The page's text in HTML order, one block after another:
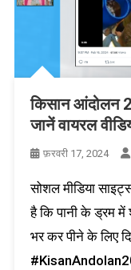
किसान आंदोलन
जानें वायरल
फ़रवरी 17, 2024
सोशल मीडिया
है कि पानी के ड्रम में
भर कर पीने के लिए